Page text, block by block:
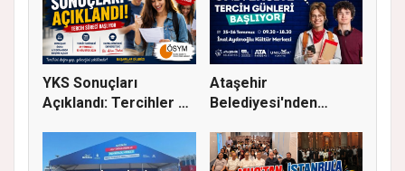
YKS Sonuçları
Açıklandı: Tercihler 29
Ataşehir
Belediyesi'nden